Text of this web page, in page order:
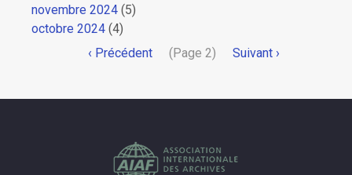
novembre 2024 (5)
octobre 2024 (4)
PaginationPage
‹ Précédent (Page 2)
Page
Suivant ›